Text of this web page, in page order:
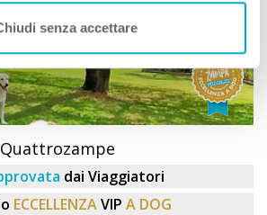
senza accettare
Quattrozampe
dai Viaggiatori
ECCELLENZA VIP A DOG